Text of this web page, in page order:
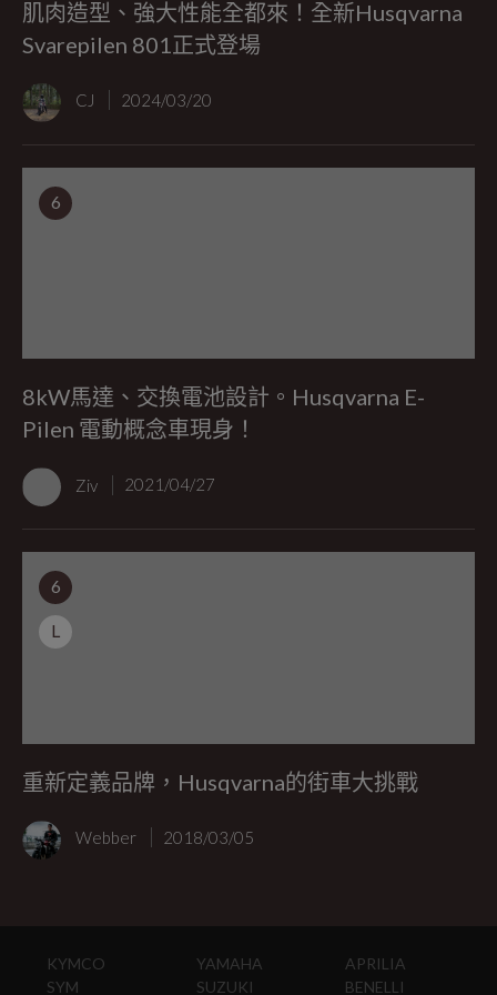
肌肉造型、強大性能全都來！全新Husqvarna
Svarepilen 801正式登場
CJ 2024/03/20
6
8kW馬達、交換電池設計。Husqvarna E-
Pilen 電動概念車現身！
Ziv 2021/04/27
6
L
重新定義品牌，Husqvarna的街車大挑戰
Webber 2018/03/05
KYMCO
SYM
YAMAHA
SUZUKI
APRILIA
BENELLI